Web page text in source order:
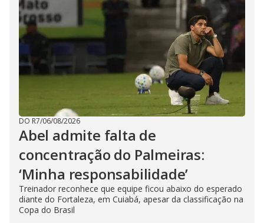
DO R7/06/08/2026
Abel admite falta de
concentração do Palmeiras:
‘Minha responsabilidade’
Treinador reconhece que equipe ficou abaixo do esperado
diante do Fortaleza, em Cuiabá, apesar da classificação na
Copa do Brasil